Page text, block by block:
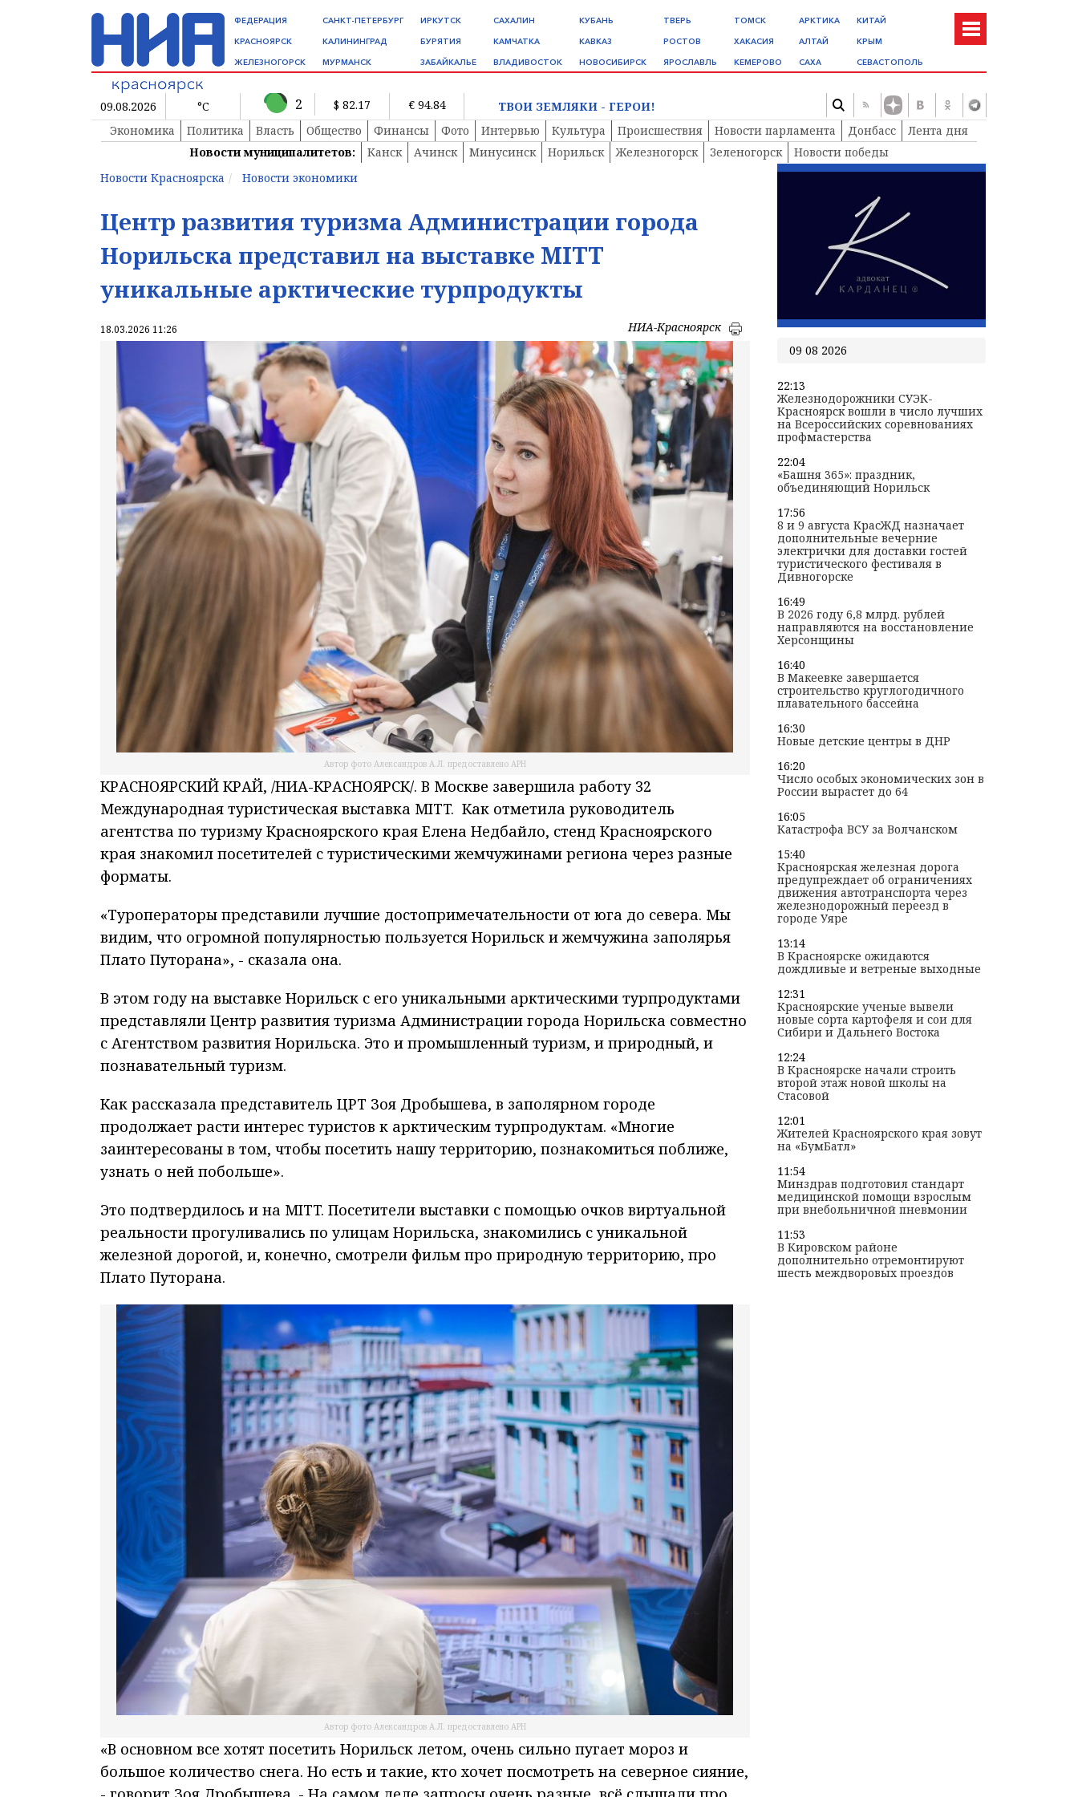
ФЕДЕРАЦИЯ
КРАСНОЯРСК
ЖЕЛЕЗНОГОРСК
САНКТ-ПЕТЕРБУРГ
КАЛИНИНГРАД
МУРМАНСК
ИРКУТСК
БУРЯТИЯ
ЗАБАЙКАЛЬЕ
САХАЛИН
КАМЧАТКА
ВЛАДИВОСТОК
КУБАНЬ
КАВКАЗ
НОВОСИБИРСК
ТВЕРЬ
РОСТОВ
ЯРОСЛАВЛЬ
ТОМСК
ХАКАСИЯ
КЕМЕРОВО
АРКТИКА
АЛТАЙ
САХА
КИТАЙ
КРЫМ
СЕВАСТОПОЛЬ
09.08.2026 °C 2 $ 82.17 € 94.84
ТВОИ ЗЕМЛЯКИ - ГЕРОИ!
Экономика
Политика Власть Общество Финансы Фото Интервью Культура Происшествия Новости парламента Донбасс
Лента дня
Новости муниципалитетов:
Канск Ачинск Минусинск Норильск Железногорск Зеленогорск
Новости победы
Новости Красноярска
Новости экономики
Центр развития туризма Администрации города
Норильска представил на выставке MITT
уникальные арктические турпродукты
18.03.2026 11:26 НИА-Красноярск
Автор фото Александров А.Л. предоставлено АРН
КРАСНОЯРСКИЙ КРАЙ, /НИА-КРАСНОЯРСК/. В Москве завершила работу 32
Международная туристическая выставка MITT. Как отметила руководитель
агентства по туризму Красноярского края Елена Недбайло, стенд Красноярского
края знакомил посетителей с туристическими жемчужинами региона через разные
форматы.
«Туроператоры представили лучшие достопримечательности от юга до севера. Мы
видим, что огромной популярностью пользуется Норильск и жемчужина заполярья
Плато Путорана», - сказала она.
В этом году на выставке Норильск с его уникальными арктическими турпродуктами
представляли Центр развития туризма Администрации города Норильска совместно
с Агентством развития Норильска. Это и промышленный туризм, и природный, и
познавательный туризм.
Как рассказала представитель ЦРТ Зоя Дробышева, в заполярном городе
продолжает расти интерес туристов к арктическим турпродуктам. «Многие
заинтересованы в том, чтобы посетить нашу территорию, познакомиться поближе,
узнать о ней побольше».
Это подтвердилось и на MITT. Посетители выставки с помощью очков виртуальной
реальности прогуливались по улицам Норильска, знакомились с уникальной
железной дорогой, и, конечно, смотрели фильм про природную территорию, про
Плато Путорана.
Автор фото Александров А.Л. предоставлено АРН
«В основном все хотят посетить Норильск летом, очень сильно пугает мороз и
большое количество снега. Но есть и такие, кто хочет посмотреть на северное сияние,
09 08 2026
22:13
Железнодорожники СУЭК-
Красноярск вошли в число лучших
на Всероссийских соревнованиях
профмастерства
22:04
«Башня 365»: праздник,
объединяющий Норильск
17:56
8 и 9 августа КрасЖД назначает
дополнительные вечерние
электрички для доставки гостей
туристического фестиваля в
Дивногорске
16:49
В 2026 году 6,8 млрд. рублей
направляются на восстановление
Херсонщины
16:40
В Макеевке завершается
строительство круглогодичного
плавательного бассейна
16:30
Новые детские центры в ДНР
16:20
Число особых экономических зон в
России вырастет до 64
16:05
Катастрофа ВСУ за Волчанском
15:40
Красноярская железная дорога
предупреждает об ограничениях
движения автотранспорта через
железнодорожный переезд в
городе Уяре
13:14
В Красноярске ожидаются
дождливые и ветреные выходные
12:31
Красноярские ученые вывели
новые сорта картофеля и сои для
Сибири и Дальнего Востока
12:24
В Красноярске начали строить
второй этаж новой школы на
Стасовой
12:01
Жителей Красноярского края зовут
на «БумБатл»
11:54
Минздрав подготовил стандарт
медицинской помощи взрослым
при внебольничной пневмонии
11:53
В Кировском районе
дополнительно отремонтируют
шесть междворовых проездов